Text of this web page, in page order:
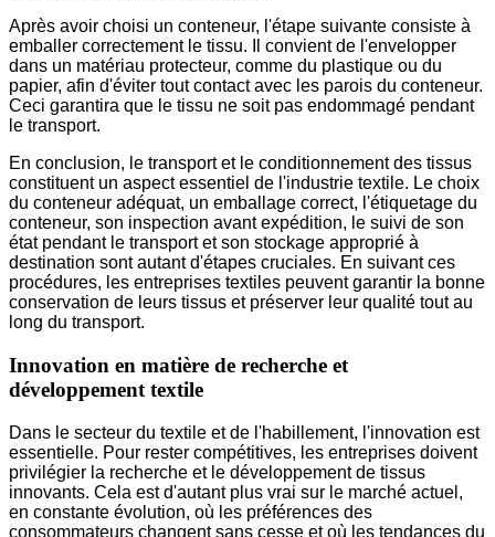
Après avoir choisi un conteneur, l'étape suivante consiste à
emballer correctement le tissu. Il convient de l'envelopper
dans un matériau protecteur, comme du plastique ou du
papier, afin d'éviter tout contact avec les parois du conteneur.
Ceci garantira que le tissu ne soit pas endommagé pendant
le transport.
En conclusion, le transport et le conditionnement des tissus
constituent un aspect essentiel de l'industrie textile. Le choix
du conteneur adéquat, un emballage correct, l'étiquetage du
conteneur, son inspection avant expédition, le suivi de son
état pendant le transport et son stockage approprié à
destination sont autant d'étapes cruciales. En suivant ces
procédures, les entreprises textiles peuvent garantir la bonne
conservation de leurs tissus et préserver leur qualité tout au
long du transport.
Innovation en matière de recherche et
développement textile
Dans le secteur du textile et de l'habillement, l'innovation est
essentielle. Pour rester compétitives, les entreprises doivent
privilégier la recherche et le développement de tissus
innovants. Cela est d'autant plus vrai sur le marché actuel,
en constante évolution, où les préférences des
consommateurs changent sans cesse et où les tendances du